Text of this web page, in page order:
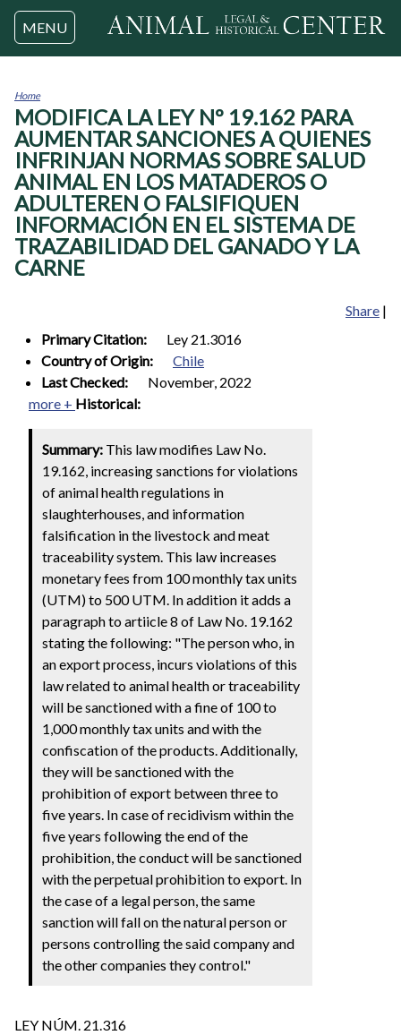
Jump to navigation
MENU
You
are
here
Home
MODIFICA LA LEY Nº 19.162 PARA
AUMENTAR SANCIONES A QUIENES
INFRINJAN NORMAS SOBRE SALUD
ANIMAL EN LOS MATADEROS O
ADULTEREN O FALSIFIQUEN
INFORMACIÓN EN EL SISTEMA DE
TRAZABILIDAD DEL GANADO Y LA
CARNE
Share |
Primary Citation:
Ley 21.3016
Country of Origin:
Chile
Last Checked:
November, 2022
more + Historical:
Summary: This law modifies Law No.
19.162, increasing sanctions for violations
of animal health regulations in
slaughterhouses, and information
falsification in the livestock and meat
traceability system. This law increases
monetary fees from 100 monthly tax units
(UTM) to 500 UTM. In addition it adds a
paragraph to artiicle 8 of Law No. 19.162
stating the following: "The person who, in
an export process, incurs violations of this
law related to animal health or traceability
will be sanctioned with a fine of 100 to
1,000 monthly tax units and with the
confiscation of the products. Additionally,
they will be sanctioned with the
prohibition of export between three to
five years. In case of recidivism within the
five years following the end of the
prohibition, the conduct will be sanctioned
with the perpetual prohibition to export. In
the case of a legal person, the same
sanction will fall on the natural person or
persons controlling the said company and
the other companies they control."
LEY NÚM. 21.316